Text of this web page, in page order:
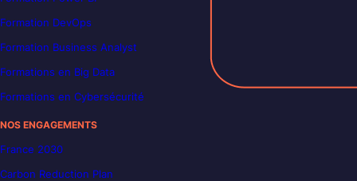
Formation DevOps
Formation Business Analyst
Formations en Big Data
Formations en Cybersécurité
NOS ENGAGEMENTS
France 2030
Carbon Reduction Plan